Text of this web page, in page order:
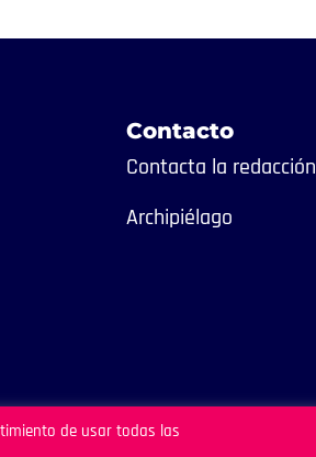
Contacto
Contacta la redacción
Archipiélago
de usar todas las